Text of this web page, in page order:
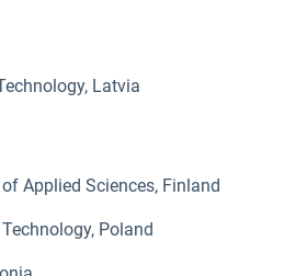
Latvia
Applied Sciences, Finland
Poland